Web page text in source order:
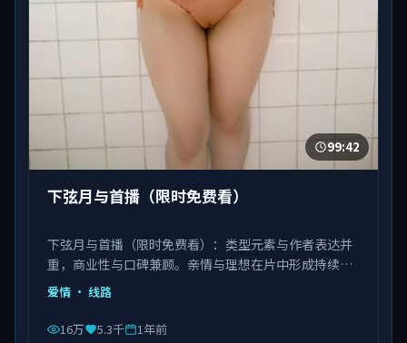
99:42
下弦月与首播（限时免费看）
下弦月与首播（限时免费看）：类型元素与作者表达并
重，商业性与口碑兼顾。亲情与理想在片中形成持续拉
扯。由饶晓志执导，白宇、刘亦菲、肖央等主演，中国
台湾出品，类型为爱情。
爱情 · 线路
16万 5.3千 1年前